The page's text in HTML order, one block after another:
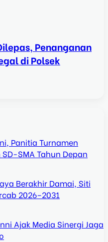
Penanganan
di Polsek
Panitia Turnamen
SMA Tahun Depan
Berakhir Damai, Siti
2026–2031
Ajak Media Sinergi Jaga